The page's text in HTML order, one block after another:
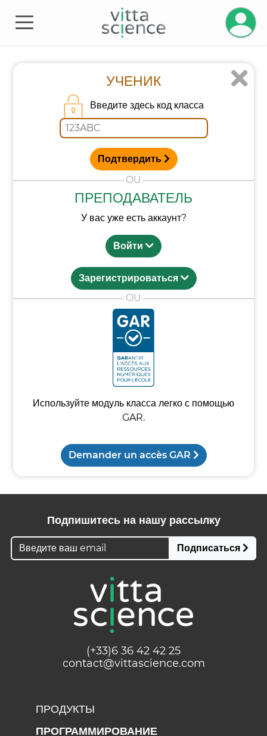
УЧЕНИК
Введите здесь код класса
Подтвердить
ПРЕПОДАВАТЕЛЬ
У вас уже есть аккаунт?
Войти
Зарегистрироваться
Используйте модуль класса легко с помощью
GAR.
Demander un accès GAR
Подпишитесь на нашу рассылку
Подписаться
(+33)6 36 42 42 25
contact@vittascience.com
ПРОДУКТЫ
ПРОГРАММИРОВАНИЕ